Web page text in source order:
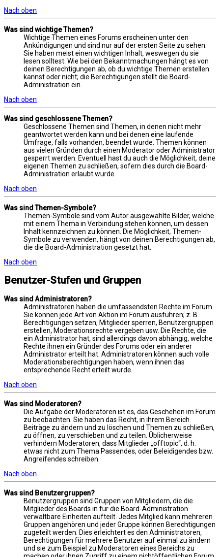
Nach oben
Was sind wichtige Themen?
Wichtige Themen eines Forums erscheinen unter den
Ankündigungen und sind nur auf der ersten Seite zu sehen.
Sie haben meist einen wichtigen Inhalt, weswegen du sie
lesen solltest. Wie bei den Bekanntmachungen hängt es von
deinen Berechtigungen ab, ob du wichtige Themen erstellen
kannst oder nicht; die Berechtigungen stellt die Board-
Administration ein.
Nach oben
Was sind geschlossene Themen?
Geschlossene Themen sind Themen, in denen nicht mehr
geantwortet werden kann und bei denen eine laufende
Umfrage, falls vorhanden, beendet wurde. Themen können
aus vielen Gründen durch einen Moderator oder Administrator
gesperrt werden. Eventuell hast du auch die Möglichkeit, deine
eigenen Themen zu schließen, sofern dies durch die Board-
Administration erlaubt wurde.
Nach oben
Was sind Themen-Symbole?
Themen-Symbole sind vom Autor ausgewählte Bilder, welche
mit einem Thema in Verbindung stehen können, um dessen
Inhalt kennzeichnen zu können. Die Möglichkeit, Themen-
Symbole zu verwenden, hängt von deinen Berechtigungen ab,
die die Board-Administration gesetzt hat.
Nach oben
Benutzer-Stufen und Gruppen
Was sind Administratoren?
Administratoren haben die umfassendsten Rechte im Forum.
Sie können jede Art von Aktion im Forum ausführen; z. B.
Berechtigungen setzen, Mitglieder sperren, Benutzergruppen
erstellen, Moderationsrechte vergeben usw. Die Rechte, die
ein Administrator hat, sind allerdings davon abhängig, welche
Rechte ihnen ein Gründer des Forums oder ein anderer
Administrator erteilt hat. Administratoren können auch volle
Moderationsberechtigungen haben, wenn ihnen das
entsprechende Recht erteilt wurde.
Nach oben
Was sind Moderatoren?
Die Aufgabe der Moderatoren ist es, das Geschehen im Forum
zu beobachten. Sie haben das Recht, in ihrem Bereich
Beiträge zu ändern und zu löschen und Themen zu schließen,
zu öffnen, zu verschieben und zu teilen. Üblicherweise
verhindern Moderatoren, dass Mitglieder „offtopic“, d. h.
etwas nicht zum Thema Passendes, oder Beleidigendes bzw.
Angreifendes schreiben.
Nach oben
Was sind Benutzergruppen?
Benutzergruppen sind Gruppen von Mitgliedern, die die
Mitglieder des Boards in für die Board-Administration
verwaltbare Einheiten aufteilt. Jedes Mitglied kann mehreren
Gruppen angehören und jeder Gruppe können Berechtigungen
zugeteilt werden. Dies erleichtert es den Administratoren,
Berechtigungen für mehrere Benutzer auf einmal zu ändern
und sie zum Beispiel zu Moderatoren eines Bereichs zu